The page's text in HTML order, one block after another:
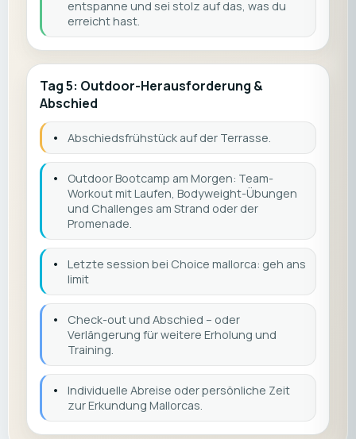
entspanne und sei stolz auf das, was du
erreicht hast.
Tag 5: Outdoor-Herausforderung &
Abschied
• Abschiedsfrühstück auf der Terrasse.
•
Outdoor Bootcamp am Morgen: Team-
Workout mit Laufen, Bodyweight-Übungen
und Challenges am Strand oder der
Promenade.
•
Letzte session bei Choice mallorca: geh ans
limit
•
Check-out und Abschied – oder
Verlängerung für weitere Erholung und
Training.
•
Individuelle Abreise oder persönliche Zeit
zur Erkundung Mallorcas.